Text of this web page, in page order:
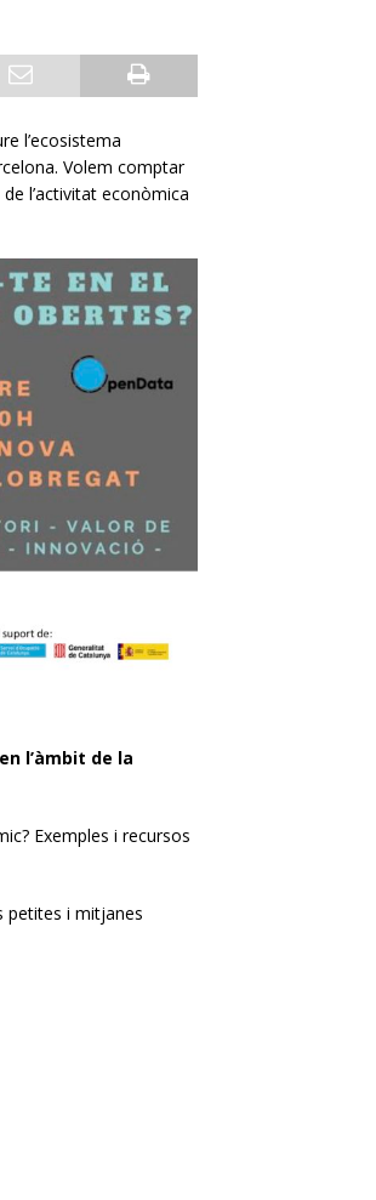
l’ecosistema
Volem comptar
l’activitat econòmica
l’àmbit de la
Exemples i recursos
petites i mitjanes